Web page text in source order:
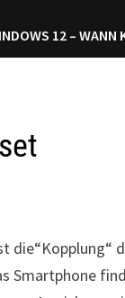
12 – WANN
die“Kopplung“
Smartphone